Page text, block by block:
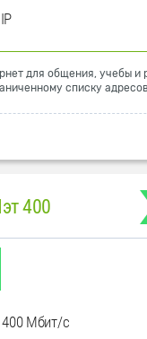
для общения, учебы и
списку
400
400 Мбит/с